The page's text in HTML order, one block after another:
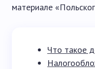
материале
Что такое